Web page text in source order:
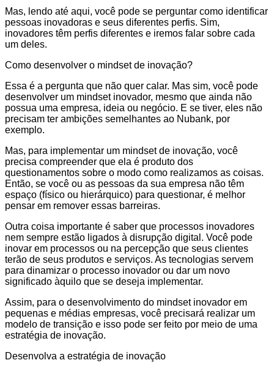
Mas, lendo até aqui, você pode se perguntar como identificar
pessoas inovadoras e seus diferentes perfis. Sim,
inovadores têm perfis diferentes e iremos falar sobre cada
um deles.
Como desenvolver o mindset de inovação?
Essa é a pergunta que não quer calar. Mas sim, você pode
desenvolver um mindset inovador, mesmo que ainda não
possua uma empresa, ideia ou negócio. E se tiver, eles não
precisam ter ambições semelhantes ao Nubank, por
exemplo.
Mas, para implementar um mindset de inovação, você
precisa compreender que ela é produto dos
questionamentos sobre o modo como realizamos as coisas.
Então, se você ou as pessoas da sua empresa não têm
espaço (físico ou hierárquico) para questionar, é melhor
pensar em remover essas barreiras.
Outra coisa importante é saber que processos inovadores
nem sempre estão ligados à disrupção digital. Você pode
inovar em processos ou na percepção que seus clientes
terão de seus produtos e serviços. As tecnologias servem
para dinamizar o processo inovador ou dar um novo
significado àquilo que se deseja implementar.
Assim, para o desenvolvimento do mindset inovador em
pequenas e médias empresas, você precisará realizar um
modelo de transição e isso pode ser feito por meio de uma
estratégia de inovação.
Desenvolva a estratégia de inovação